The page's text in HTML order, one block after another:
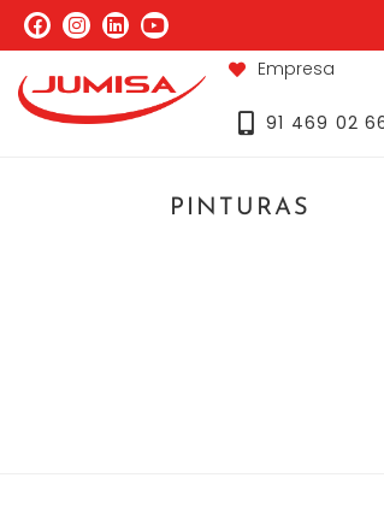
Empresa
91 469 02
PINTURAS